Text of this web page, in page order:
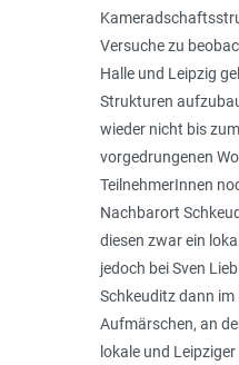
Versuche zu
Halle und Leipzig
Strukturen
wieder nicht bis
vorgedrungenen
TeilnehmerInnen
Nachbarort
diesen zwar ein
jedoch bei Sven
Schkeuditz dann im
Aufmärschen, an
lokale und